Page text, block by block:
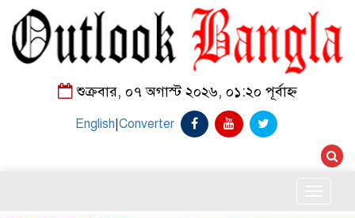
শুক্রবার, ০৭ অগাস্ট ২০২৬, ০১:২০ পূর্বাহ্ন
English|Converter